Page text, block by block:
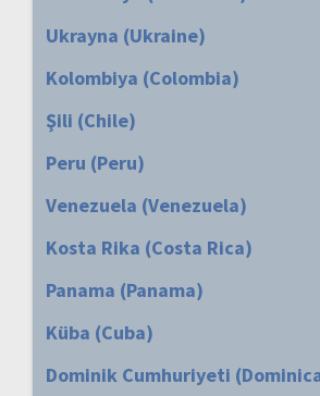
Ukrayna (Ukraine)
Kolombiya (Colombia)
Şili (Chile)
Peru (Peru)
Venezuela (Venezuela)
Kosta Rika (Costa Rica)
Panama (Panama)
Küba (Cuba)
Dominik Cumhuriyeti